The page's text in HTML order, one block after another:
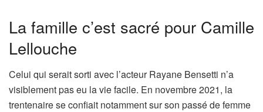
La famille c’est sacré pour Camille
Lellouche
Celui qui serait sorti avec l’acteur Rayane Bensetti n’a
visiblement pas eu la vie facile. En novembre 2021, la
trentenaire se confiait notamment sur son passé de femme